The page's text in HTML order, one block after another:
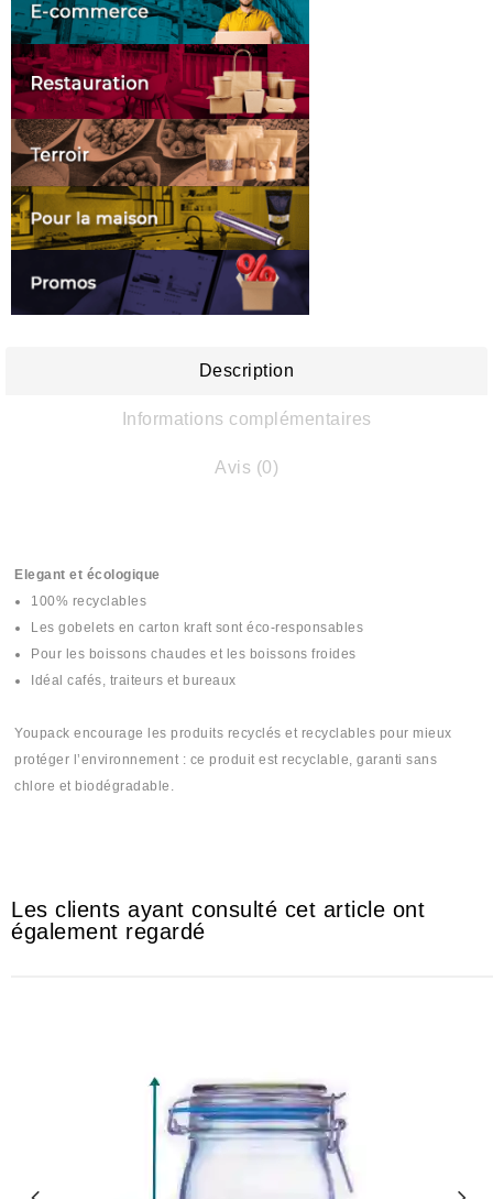
Description
Informations complémentaires
Avis (0)
Elegant et écologique
100% recyclables
Les gobelets en carton kraft sont éco-responsables
Pour les boissons chaudes et les boissons froides
Idéal cafés, traiteurs et bureaux
Youpack encourage les produits recyclés et recyclables pour mieux
protéger l’environnement : ce produit est recyclable, garanti sans
chlore et biodégradable.
Les clients ayant consulté cet article ont
également regardé